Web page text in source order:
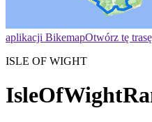
aplikacji BikemapOtwórz tę
ISLE OF WIGHT